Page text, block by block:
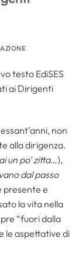
testo EdiSES
ai Dirigenti
non
alla dirigenza.
un po’ zitta…),
dal passo
presente e
la vita nella
“fuori dalla
le aspettative di